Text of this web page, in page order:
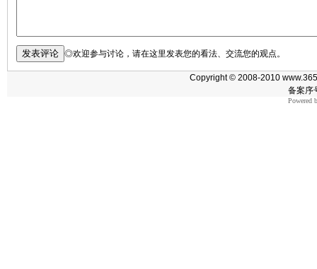
◎欢迎参与讨论，请在这里发表您的看法、交流您的观点。
Copyright © 2008-2010
备案序
Powered